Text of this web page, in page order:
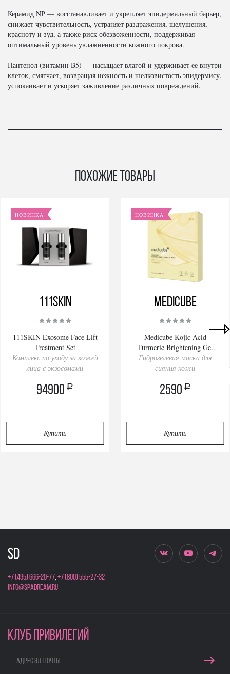
Керамид NP — восстанавливает и укрепляет эпидермальный барьер,
снижает чувствительность, устраняет раздражения, шелушения,
красноту и зуд, а также риск обезвоженности, поддерживая
оптимальный уровень увлажнённости кожного покрова.
Пантенол (витамин B5) — насыщает влагой и удерживает ее внутри
клеток, смягчает, возвращая нежность и шелковистость эпидермису,
успокаивает и ускоряет заживление различных повреждений.
Похожие товары
НОВИНКА
111SKIN
111SKIN Exosome Face Lift
Treatment Set
Комплекс по уходу за кожей
лица с экзосомами
94900 a
Купить
НОВИНКА
Medicube
Medicube Kojic Acid
Turmeric Brightening Gel
Mask 28gх4pcs
Гидрогелевая маска для
сияния кожи
2590 a
Купить
+7 (495) 666-20-77,+7 (800) 555-27-32
info@spadream.ru
КЛУБ ПРИВИЛЕГИЙ